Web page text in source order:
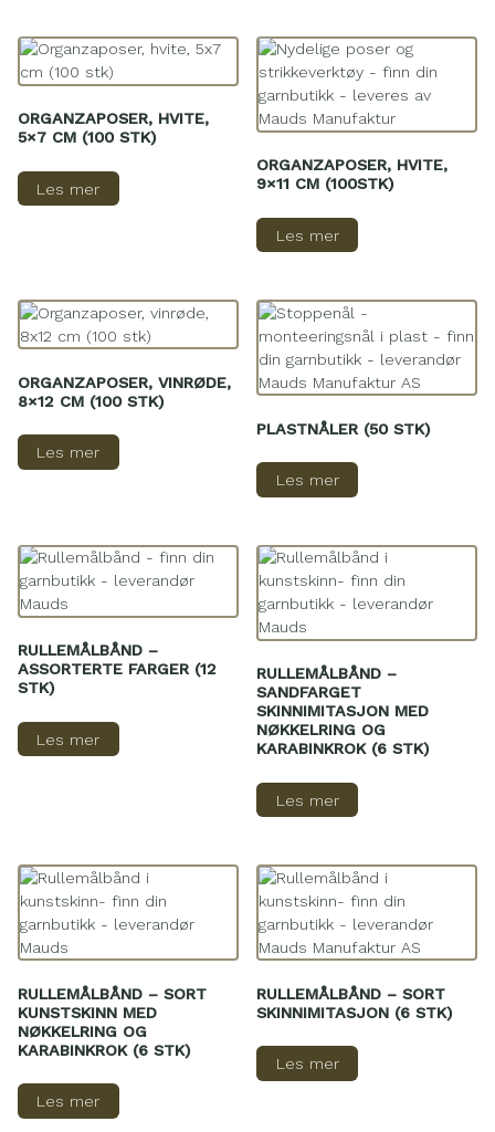
ORGANZAPOSER, HVITE,
5×7 CM (100 STK)
Les mer
ORGANZAPOSER, HVITE,
9×11 CM (100STK)
Les mer
ORGANZAPOSER, VINRØDE,
8×12 CM (100 STK)
Les mer
PLASTNÅLER (50 STK)
Les mer
RULLEMÅLBÅND –
ASSORTERTE FARGER (12
STK)
Les mer
RULLEMÅLBÅND –
SANDFARGET
SKINNIMITASJON MED
NØKKELRING OG
KARABINKROK (6 STK)
Les mer
RULLEMÅLBÅND – SORT
KUNSTSKINN MED
NØKKELRING OG
KARABINKROK (6 STK)
Les mer
RULLEMÅLBÅND – SORT
SKINNIMITASJON (6 STK)
Les mer